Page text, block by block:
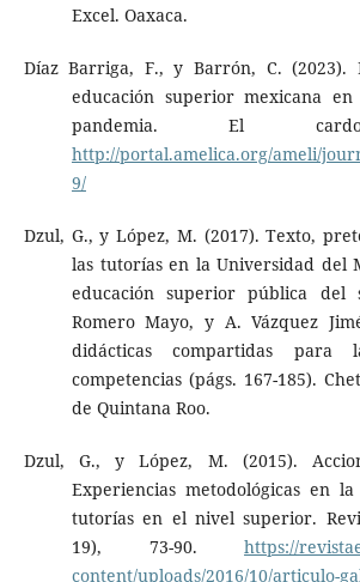
Excel. Oaxaca.
Díaz Barriga, F., y Barrón, C.
educación superior mexicana
pandemia. El
http://portal.amelica.org/ameli/
9/
Dzul, G., y López, M. (2017). Texto,
las tutorías en la Universidad del
educación superior pública
Romero Mayo, y A. Vázquez
didácticas compartidas para
competencias (págs. 167-185).
de Quintana Roo.
Dzul, G., y López, M. (2015).
Experiencias metodológicas en
tutorías en el nivel superior.
19), 73-90.https://
content/uploads/2016/10/articulo-